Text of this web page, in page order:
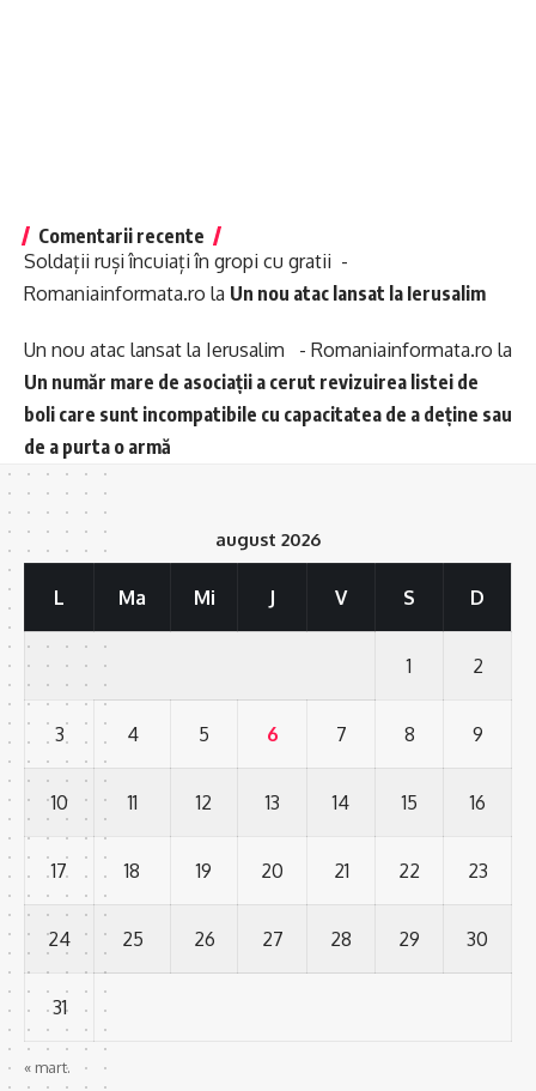
Comentarii recente
Soldații ruși încuiați în gropi cu gratii -
Romaniainformata.ro la Un nou atac lansat la Ierusalim
Un nou atac lansat la Ierusalim - Romaniainformata.ro la
Un număr mare de asociații a cerut revizuirea listei de
boli care sunt incompatibile cu capacitatea de a deține sau
de a purta o armă
august 2026
L Ma Mi J V S D
1 2
3 4 5 6 7 8 9
10 11 12 13 14 15 16
17 18 19 20 21 22 23
24 25 26 27 28 29 30
31
« mart.